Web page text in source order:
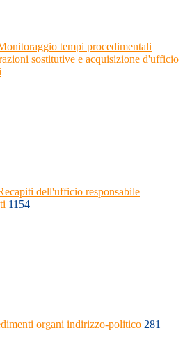
tempi procedimentali
sostitutive e acquisizione d'ufficio
dell'ufficio responsabile
1154
organi indirizzo-politico 281